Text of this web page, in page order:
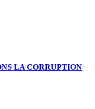
LA CORRUPTION